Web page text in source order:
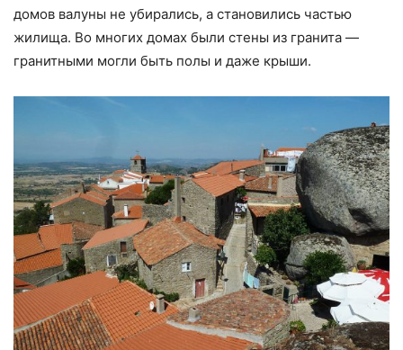
домов валуны не убирались, а становились частью
жилища. Во многих домах были стены из гранита —
гранитными могли быть полы и даже крыши.